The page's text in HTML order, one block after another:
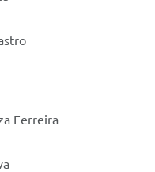
Ferreira